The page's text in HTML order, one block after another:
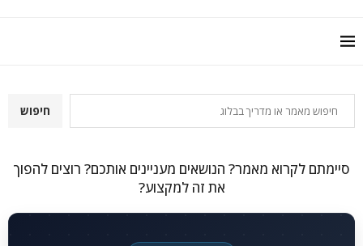
חיפוש
סיימתם לקרוא מאמר? הנושאים מעניינים אותכם? רוצים להפוך
את זה למקצוע?